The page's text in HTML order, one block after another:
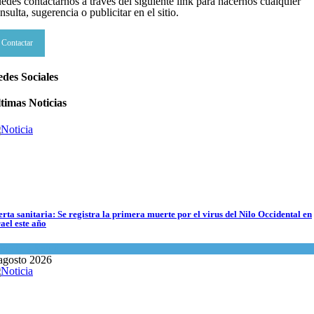
,Tema del día
2026
abuelos de Herzl son enterrados de nuevo en Jerusalem, cumpliendo así su
abuelos de Herzl son enterrados de nuevo en Jerusalem, cumpliendo así su
deseo
Judío
sugerencia o publicitar en el sitio.
Contactar
Sociales
Noticias
sanitaria: Se registra la primera muerte por el virus del Nilo Occidental en
este año
2026